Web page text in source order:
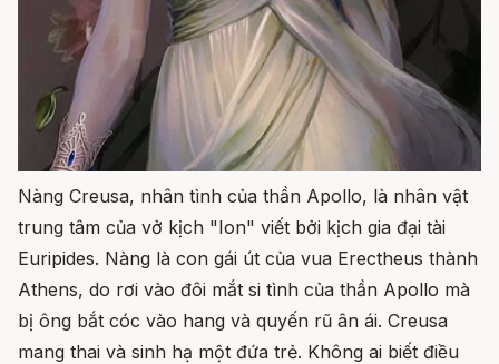
Nàng Creusa, nhân tình của thần Apollo, là nhân vật
trung tâm của vở kịch "Ion" viết bởi kịch gia đại tài
Euripides. Nàng là con gái út của vua Erectheus thành
Athens, do rơi vào đôi mắt si tình của thần Apollo mà
bị ông bắt cóc vào hang và quyến rũ ân ái. Creusa
mang thai và sinh hạ một đứa trẻ. Không ai biết điều